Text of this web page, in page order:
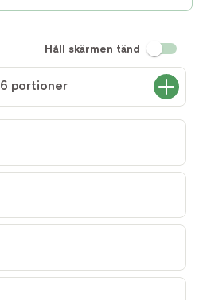
Håll skärmen tänd
6 portioner